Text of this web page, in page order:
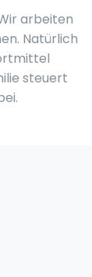
arbeiten
Natürlich
steuert